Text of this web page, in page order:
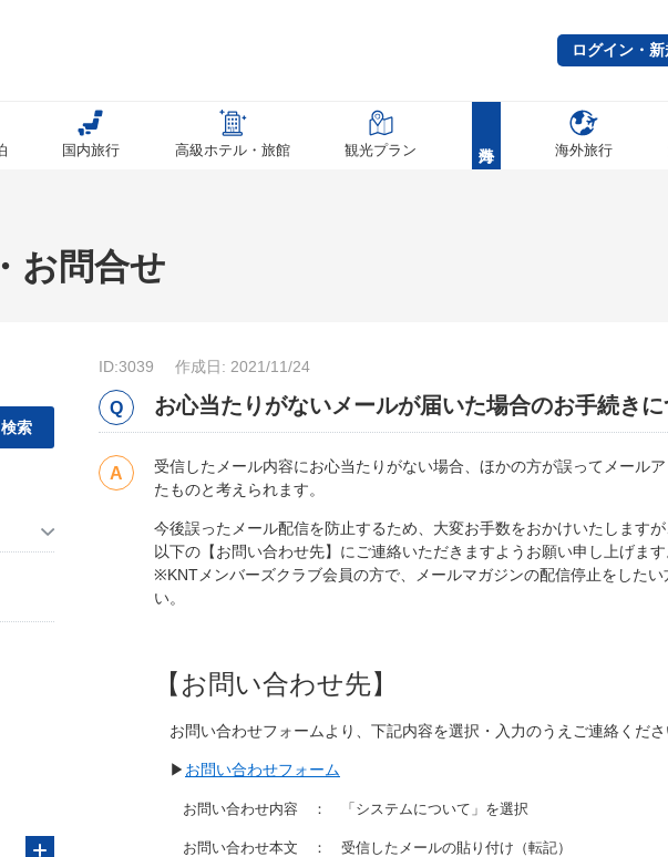
ログイン・
国内旅行 高級ホテル・旅館 観光プラン 海外旅行
お問合せ
ID:3039 作成日: 2021/11/24
お心当たりがないメールが届いた場合のお手続き
受信したメール内容にお心当たりがない場合、ほかの方が誤ってメール
たものと考えられます。
今後誤ったメール配信を防止するため、大変お手数をおかけいたしますが
以下の【お問い合わせ先】にご連絡いただきますようお願い申し上げます
※KNTメンバーズクラブ会員の方で、メールマガジンの配信停止をしたい
い。
【お問い合わせ先】
お問い合わせフォームより、下記内容を選択・入力のうえご連絡くださ
▶ お問い合わせフォーム
お問い合わせ内容 ： 「システムについて」を選択
お問い合わせ本文 ： 受信したメールの貼り付け（転記）